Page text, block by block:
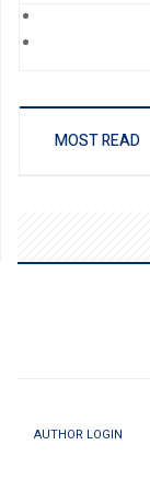
MOST READ
AUTHOR LOGIN